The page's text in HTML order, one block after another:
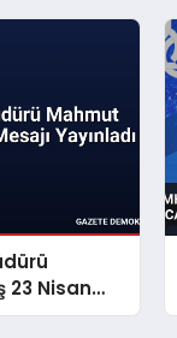
23 Nisan